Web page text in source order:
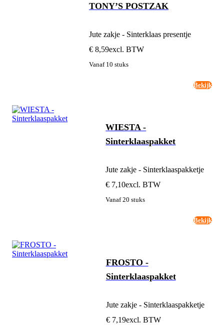
TONY’S POSTZAK
Jute zakje - Sinterklaas presentje
€ 8,59excl. BTW
Vanaf 10 stuks
Bekijk
WIESTA -
Sinterklaaspakket
Jute zakje - Sinterklaaspakketje
€ 7,10excl. BTW
Vanaf 20 stuks
Bekijk
FROSTO -
Sinterklaaspakket
Jute zakje - Sinterklaaspakketje
€ 7,19excl. BTW